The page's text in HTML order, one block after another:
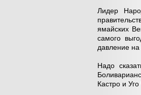
Лидер
ямайских
самого
давление на
Надо
Кастро и Уго